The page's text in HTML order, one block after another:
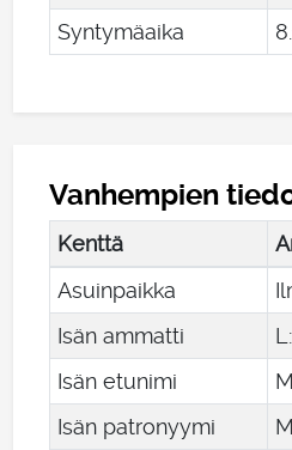
Syntymäaika
8
Vanhempien
Kenttä
Asuinpaikka
Isän ammatti
Isän etunimi
Isän patronyymi